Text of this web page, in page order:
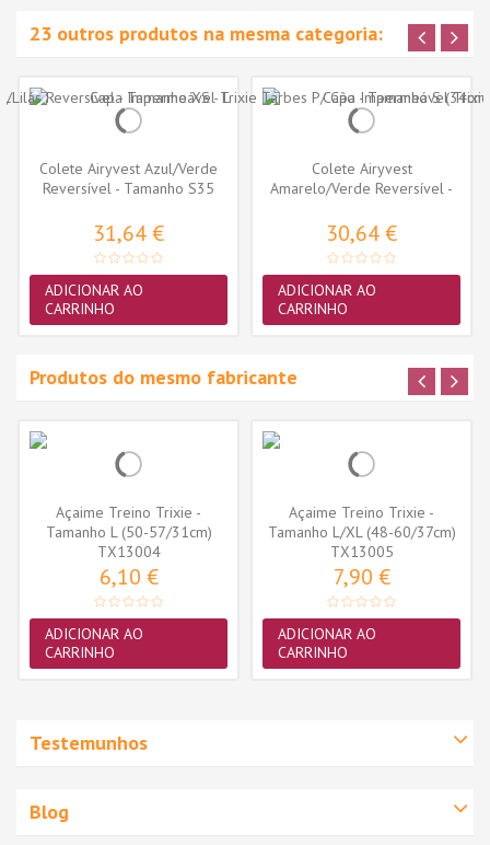
23 outros produtos na mesma categoria:
Colete Airyvest Azul/Verde
Reversível - Tamanho S35
31,64 €
ADICIONAR AO
CARRINHO
Colete Airyvest
Amarelo/Verde Reversível -
30,64 €
ADICIONAR AO
CARRINHO
Produtos do mesmo fabricante
Açaime Treino Trixie -
Tamanho L (50-57/31cm)
(TX13004)
TX13004
6,10 €
ADICIONAR AO
CARRINHO
Açaime Treino Trixie -
Tamanho L/XL (48-60/37cm)
(TX13005)
TX13005
7,90 €
ADICIONAR AO
CARRINHO
Testemunhos
Blog